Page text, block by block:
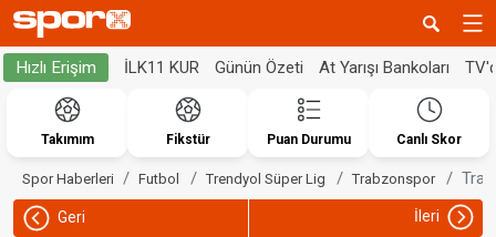
Hızlı Erişim İLK11 KUR Günün Özeti At Yarışı Bankoları
Takımım Fikstür Puan Durumu Canlı Skor
Spor Haberleri Futbol Trendyol Süper Lig Trabzonspor
Geri İleri